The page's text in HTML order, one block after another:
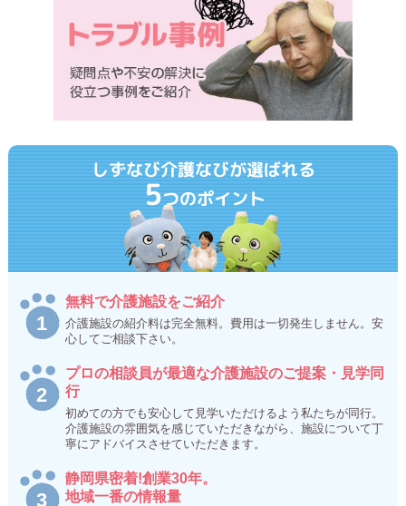
しずなび介護なびが選ばれる
5つのポイント
無料で介護施設をご紹介
介護施設の紹介料は完全無料。費用は一切発生しません。安
心してご相談下さい。
プロの相談員が最適な介護施設のご提案・見学同
行
初めての方でも安心して見学いただけるよう私たちが同行。
介護施設の雰囲気を感じていただきながら、施設について丁
寧にアドバイスさせていただきます。
静岡県密着!創業30年。
地域一番の情報量